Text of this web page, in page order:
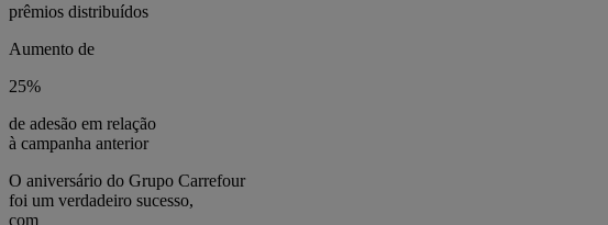
prêmios distribuídos
Aumento de
25%
de adesão em relação
à campanha anterior
O aniversário do Grupo Carrefour
foi um verdadeiro sucesso,
com